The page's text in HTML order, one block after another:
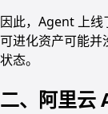
因此，Agent 上线
可进化资产可能并
状态。
二、阿里云